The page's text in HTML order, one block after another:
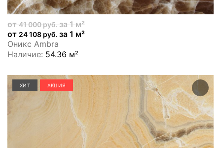
от41 000 руб.за 1 м²
от 24 108 руб. за 1 м²
Оникс Ambra
Наличие: 54.36 м²
ХИТ АКЦИЯ